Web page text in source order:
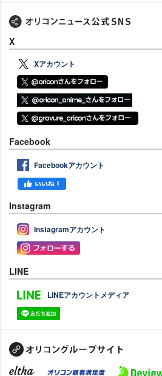
X
Xアカウント
Facebook
Facebookアカウント
Instagram
Instagramアカウント
LINE
LINEアカウントメディア